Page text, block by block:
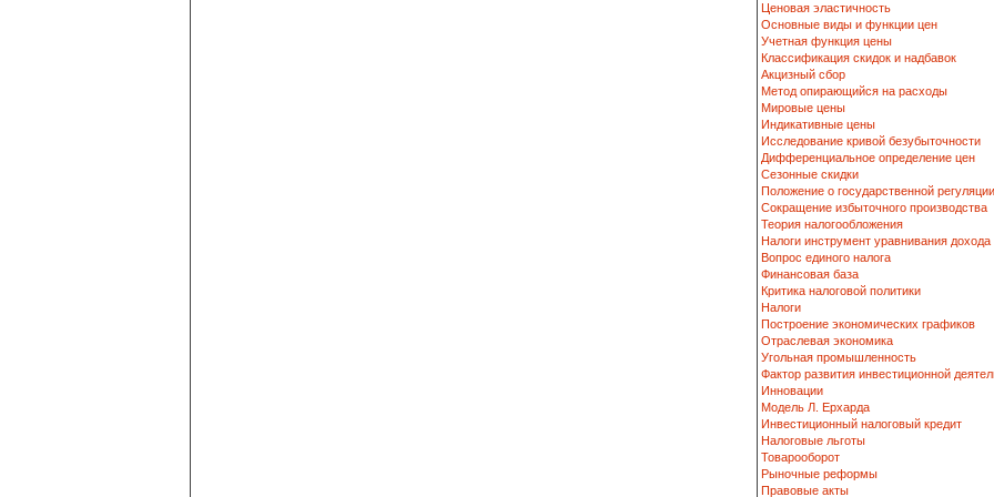
Ценовая эластичность
Основные виды и функции цен
Учетная функция цены
Классификация скидок и надбавок
Акцизный сбор
Метод опирающийся на расходы
Мировые цены
Индикативные цены
Исследование кривой безубыточности
Дифференциальное определение цен
Сезонные скидки
Положение о государственной регуляции
Сокращение избыточного производства
Теория налогообложения
Налоги инструмент уравнивания дохода
Вопрос единого налога
Финансовая база
Критика налоговой политики
Налоги
Построение экономических графиков
Отраслевая экономика
Угольная промышленность
Фактор развития инвестиционной
Инновации
Модель Л. Ерхарда
Инвестиционный налоговый кредит
Налоговые льготы
Товарооборот
Рыночные реформы
Правовые акты